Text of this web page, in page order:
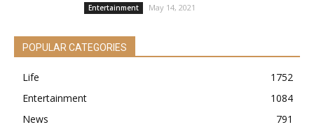
Entertainment May 14, 2021
POPULAR CATEGORIES
Life
1752
Entertainment
1084
News
791